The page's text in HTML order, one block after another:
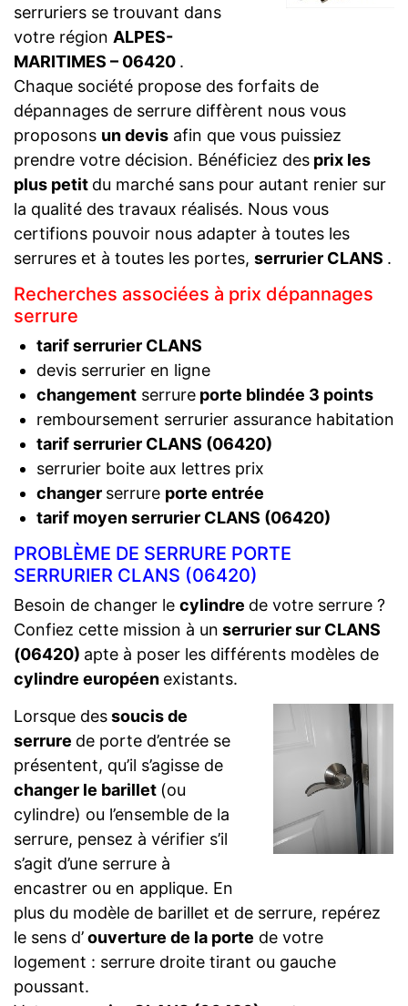
serruriers se trouvant dans
votre région ALPES-
MARITIMES – 06420 .
Chaque société propose des forfaits de
dépannages de serrure diffèrent nous vous
proposons un devis afin que vous puissiez
prendre votre décision. Bénéficiez des prix les
plus petit du marché sans pour autant renier sur
la qualité des travaux réalisés. Nous vous
certifions pouvoir nous adapter à toutes les
serrures et à toutes les portes, serrurier CLANS .
Recherches associées à prix dépannages
serrure
tarif serrurier CLANS
devis serrurier en ligne
changementserrureporte blindée 3 points
remboursement serrurier assurance habitation
tarif serrurier CLANS (06420)
serrurier boite aux lettres prix
changer serrure porte entrée
tarif moyen serrurier CLANS (06420)
PROBLÈME DE SERRURE PORTE
SERRURIER CLANS (06420)
Besoin de changer le cylindre de votre serrure ?
Confiez cette mission à un serrurier sur CLANS
(06420) apte à poser les différents modèles de
cylindre européen existants.
Lorsque dessoucis de
serrure de porte d’entrée se
présentent, qu’il s’agisse de
changer le barillet (ou
cylindre) ou l’ensemble de la
serrure, pensez à vérifier s’il
s’agit d’une serrure à
encastrer ou en applique. En
plus du modèle de barillet et de serrure, repérez
le sens d’ouverture de la porte de votre
logement : serrure droite tirant ou gauche
poussant.